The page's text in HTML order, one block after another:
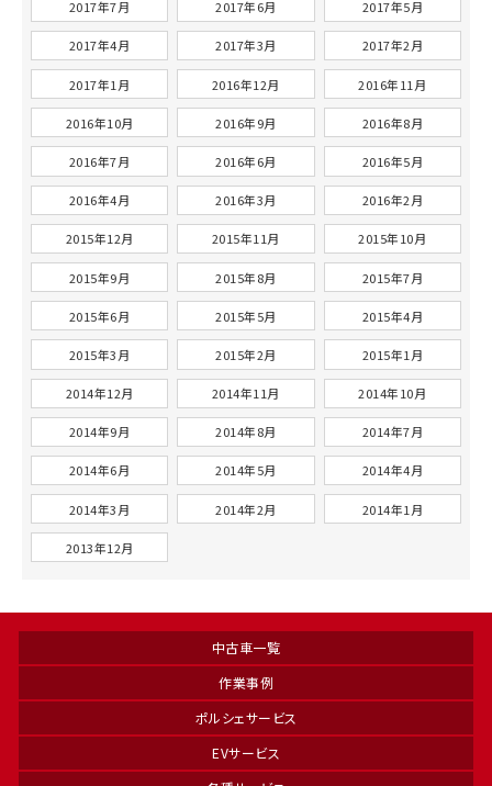
2017年7月 2017年6月 2017年5月
2017年4月 2017年3月 2017年2月
2017年1月 2016年12月 2016年11月
2016年10月 2016年9月 2016年8月
2016年7月 2016年6月 2016年5月
2016年4月 2016年3月 2016年2月
2015年12月 2015年11月 2015年10月
2015年9月 2015年8月 2015年7月
2015年6月 2015年5月 2015年4月
2015年3月 2015年2月 2015年1月
2014年12月 2014年11月 2014年10月
2014年9月 2014年8月 2014年7月
2014年6月 2014年5月 2014年4月
2014年3月 2014年2月 2014年1月
2013年12月
中古車一覧
作業事例
ポルシェサービス
EVサービス